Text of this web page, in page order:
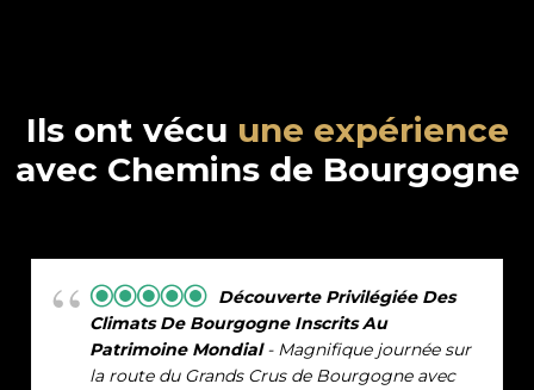
Ils ont vécu une expérience
avec Chemins de Bourgogne
Découverte Privilégiée Des
Climats De Bourgogne Inscrits Au
Patrimoine Mondial- Magnifique journée sur
la route du Grands Crus de Bourgogne avec